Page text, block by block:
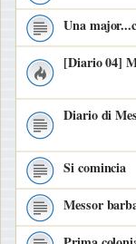
Una
[Diario 04]
Diario di
Si comincia
Messor